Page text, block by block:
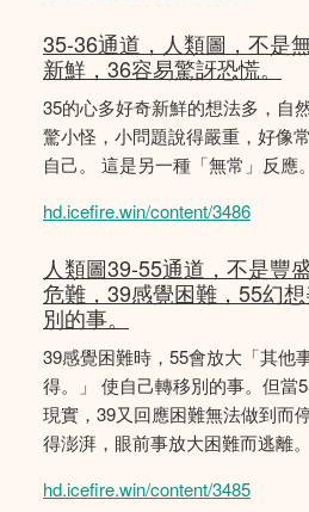
35-36通道，人類圖，不是
新鮮，36容易驚訝恐慌。
35的心多好奇新鮮的想法多，自
驚小怪，小問題說得嚴重，好像
自己。 這是另一種「無常」反應。
hd.icefire.win/content/3486
人類圖39-55通道，不是豐
危難，39感覺困難，55幻
別的事。
39感覺困難時，55會放大「其他
得。」 使自己轉移別的事。但當
現實，39又回應困難無法做到而
得澎湃，眼前事放大困難而逃離。
hd.icefire.win/content/3485